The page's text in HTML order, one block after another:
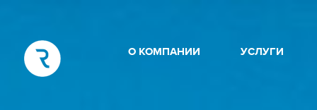
О КОМПАНИИ УСЛУГИ